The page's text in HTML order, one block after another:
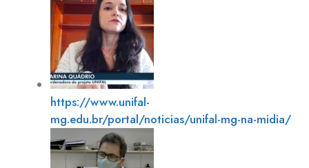
https://www.unifal-
mg.edu.br/portal/noticias/unifal-mg-na-midia/